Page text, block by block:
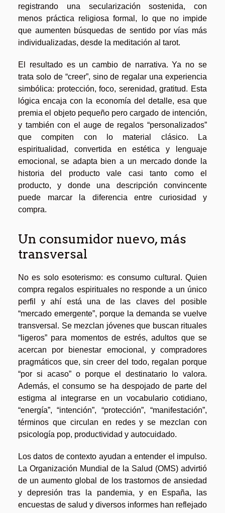
registrando una secularización sostenida, con
menos práctica religiosa formal, lo que no impide
que aumenten búsquedas de sentido por vías más
individualizadas, desde la meditación al tarot.
El resultado es un cambio de narrativa. Ya no se
trata solo de “creer”, sino de regalar una experiencia
simbólica: protección, foco, serenidad, gratitud. Esta
lógica encaja con la economía del detalle, esa que
premia el objeto pequeño pero cargado de intención,
y también con el auge de regalos “personalizados”
que compiten con lo material clásico. La
espiritualidad, convertida en estética y lenguaje
emocional, se adapta bien a un mercado donde la
historia del producto vale casi tanto como el
producto, y donde una descripción convincente
puede marcar la diferencia entre curiosidad y
compra.
Un consumidor nuevo, más
transversal
No es solo esoterismo: es consumo cultural. Quien
compra regalos espirituales no responde a un único
perfil y ahí está una de las claves del posible
“mercado emergente”, porque la demanda se vuelve
transversal. Se mezclan jóvenes que buscan rituales
“ligeros” para momentos de estrés, adultos que se
acercan por bienestar emocional, y compradores
pragmáticos que, sin creer del todo, regalan porque
“por si acaso” o porque el destinatario lo valora.
Además, el consumo se ha despojado de parte del
estigma al integrarse en un vocabulario cotidiano,
“energía”, “intención”, “protección”, “manifestación”,
términos que circulan en redes y se mezclan con
psicología pop, productividad y autocuidado.
Los datos de contexto ayudan a entender el impulso.
La Organización Mundial de la Salud (OMS) advirtió
de un aumento global de los trastornos de ansiedad
y depresión tras la pandemia, y en España, las
encuestas de salud y diversos informes han reflejado